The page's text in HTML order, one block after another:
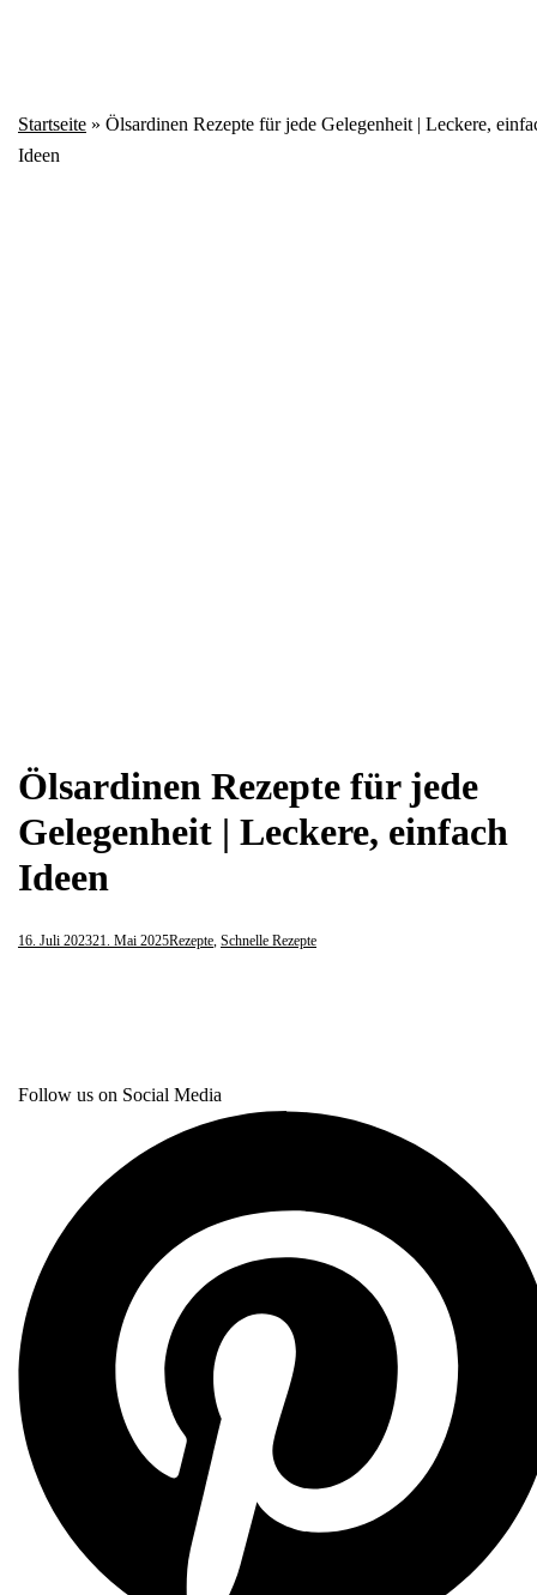
Startseite » Ölsardinen Rezepte für jede Gelegenheit | Leckere,
Ideen
Ölsardinen Rezepte für jede
Gelegenheit | Leckere, einfach
Ideen
16. Juli 202321. Mai 2025Rezepte, Schnelle Rezepte
Follow us on Social Media